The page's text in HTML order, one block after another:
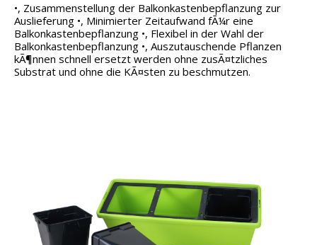
•, Zusammenstellung der Balkonkastenbepflanzung zur
Auslieferung •, Minimierter Zeitaufwand fÃ¼r eine
Balkonkastenbepflanzung •, Flexibel in der Wahl der
Balkonkastenbepflanzung •, Auszutauschende Pflanzen
kÃ¶nnen schnell ersetzt werden ohne zusÃ¤tzliches
Substrat und ohne die KÃ¤sten zu beschmutzen.